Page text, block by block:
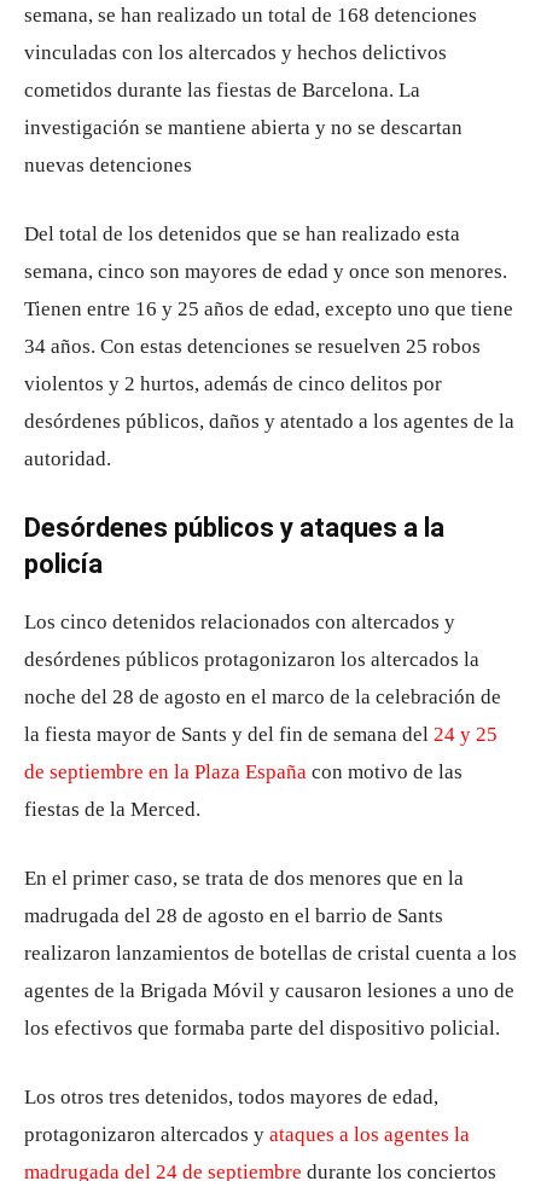
semana, se han realizado un total de 168 detenciones
vinculadas con los altercados y hechos delictivos
cometidos durante las fiestas de Barcelona. La
investigación se mantiene abierta y no se descartan
nuevas detenciones
Del total de los detenidos que se han realizado esta
semana, cinco son mayores de edad y once son menores.
Tienen entre 16 y 25 años de edad, excepto uno que tiene
34 años. Con estas detenciones se resuelven 25 robos
violentos y 2 hurtos, además de cinco delitos por
desórdenes públicos, daños y atentado a los agentes de la
autoridad.
Desórdenes públicos y ataques a la
policía
Los cinco detenidos relacionados con altercados y
desórdenes públicos protagonizaron los altercados la
noche del 28 de agosto en el marco de la celebración de
la fiesta mayor de Sants y del fin de semana del 24 y 25
de septiembre en la Plaza España con motivo de las
fiestas de la Merced.
En el primer caso, se trata de dos menores que en la
madrugada del 28 de agosto en el barrio de Sants
realizaron lanzamientos de botellas de cristal cuenta a los
agentes de la Brigada Móvil y causaron lesiones a uno de
los efectivos que formaba parte del dispositivo policial.
Los otros tres detenidos, todos mayores de edad,
protagonizaron altercados y ataques a los agentes la
madrugada del 24 de septiembre durante los conciertos